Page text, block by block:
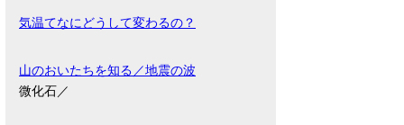
気温てなにどうして変わるの？
山のおいたちを知る／地震の波
微化石／